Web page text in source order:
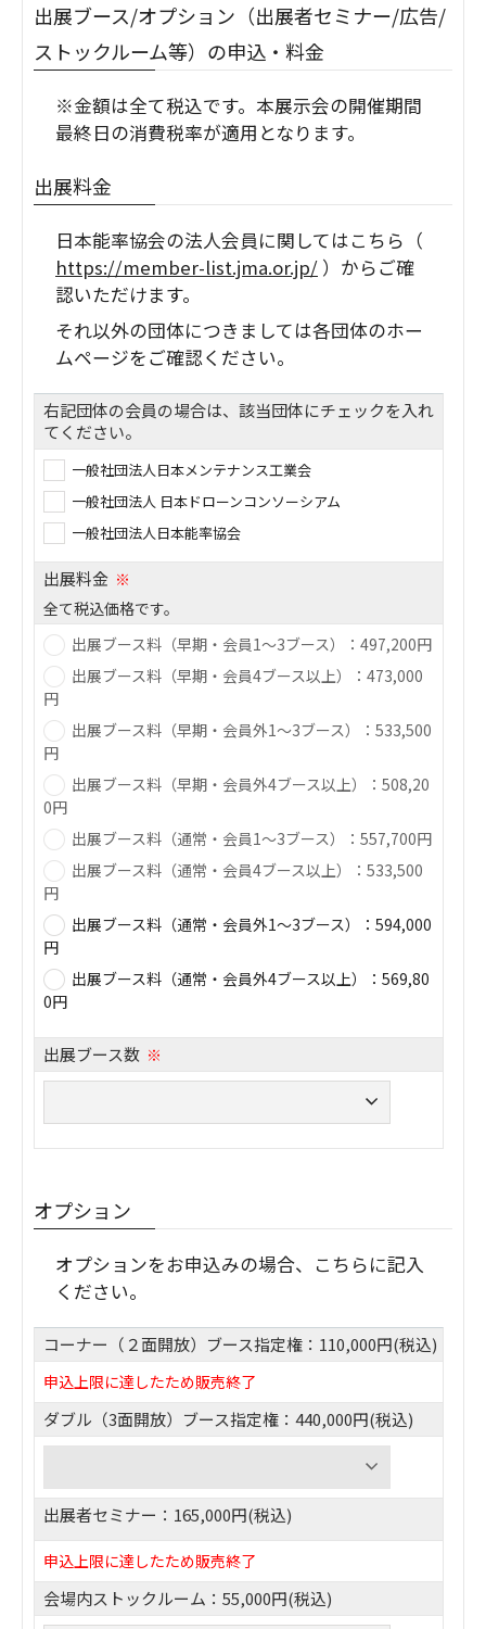
出展ブース/オプション（出展者セミナー/広告/
ストックルーム等）の申込・料金
※金額は全て税込です。本展示会の開催期間
最終日の消費税率が適用となります。
出展料金
日本能率協会の法人会員に関してはこちら（
https://member-list.jma.or.jp/ ）からご確
認いただけます。
それ以外の団体につきましては各団体のホー
ムページをご確認ください。
右記団体の会員の場合は、該当団体にチェックを入れ
てください。
一般社団法人日本メンテナンス工業会
一般社団法人 日本ドローンコンソーシアム
一般社団法人日本能率協会
出展料金 ※
全て税込価格です。
出展ブース料（早期・会員1～3ブース）：497,200円
出展ブース料（早期・会員4ブース以上）：473,000
円
出展ブース料（早期・会員外1～3ブース）：533,500
円
出展ブース料（早期・会員外4ブース以上）：508,20
0円
出展ブース料（通常・会員1～3ブース）：557,700円
出展ブース料（通常・会員4ブース以上）：533,500
円
出展ブース料（通常・会員外1～3ブース）：594,000
円
出展ブース料（通常・会員外4ブース以上）：569,80
0円
出展ブース数 ※
オプション
オプションをお申込みの場合、こちらに記入
ください。
コーナー（２面開放）ブース指定権：110,000円(税込)
申込上限に達したため販売終了
ダブル（3面開放）ブース指定権：440,000円(税込)
出展者セミナー：165,000円(税込)
申込上限に達したため販売終了
会場内ストックルーム：55,000円(税込)